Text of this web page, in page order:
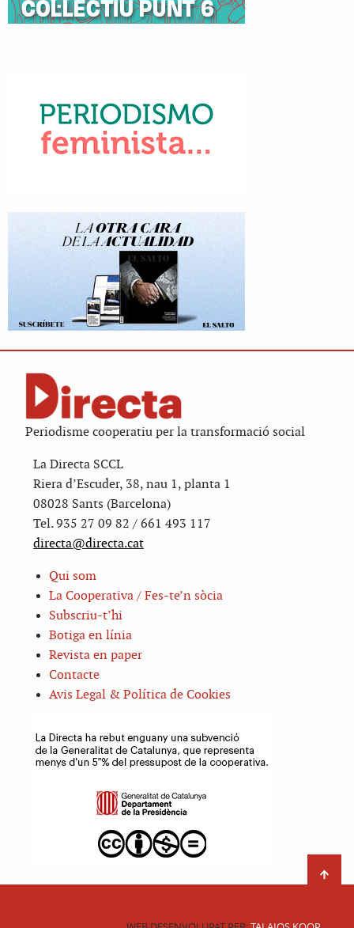
Periodisme cooperatiu per la transformació social
La Directa SCCL
Riera d’Escuder, 38, nau 1, planta 1
08028 Sants (Barcelona)
Tel. 935 27 09 82 / 661 493 117
directa@directa.cat
Qui som
La Cooperativa / Fes-te’n sòcia
Subscriu-t’hi
Botiga en línia
Revista en paper
Contacte
Avis Legal & Política de Cookies